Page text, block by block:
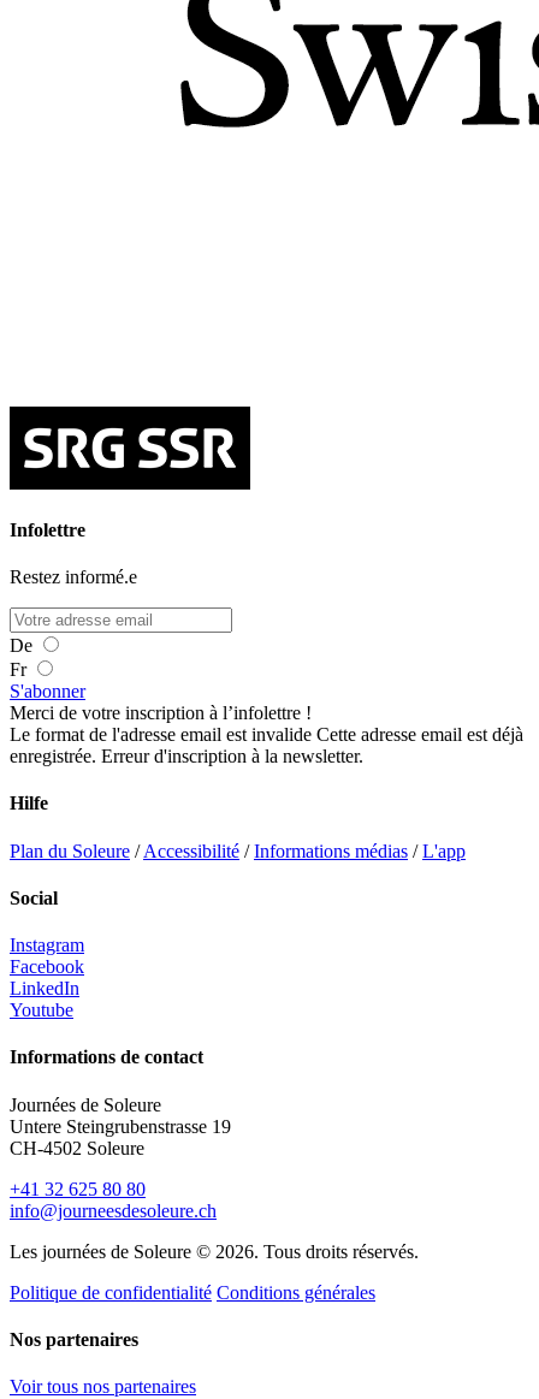
Infolettre
Restez informé.e
De
Fr
S'abonner
Merci de votre inscription à l’infolettre !
Le format de l'adresse email est invalide Cette adresse email est déjà
enregistrée. Erreur d'inscription à la newsletter.
Hilfe
Plan du Soleure /Accessibilité /Informations médias /L'app
Social
Instagram
Facebook
LinkedIn
Youtube
Informations de contact
Journées de Soleure
Untere Steingrubenstrasse 19
CH-4502 Soleure
+41 32 625 80 80
info@journeesdesoleure.ch
Les journées de Soleure © 2026. Tous droits réservés.
Politique de confidentialité Conditions générales
Nos partenaires
Voir tous nos partenaires